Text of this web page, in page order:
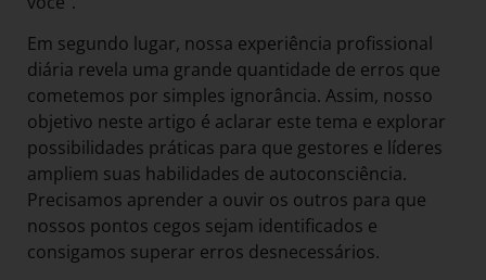
Em segundo lugar, nossa experiência profissional
diária revela uma grande quantidade de erros que
cometemos por simples ignorância. Assim, nosso
objetivo neste artigo é aclarar este tema e explorar
possibilidades práticas para que gestores e líderes
ampliem suas habilidades de autoconsciência.
Precisamos aprender a ouvir os outros para que
nossos pontos cegos sejam identificados e
consigamos superar erros desnecessários.